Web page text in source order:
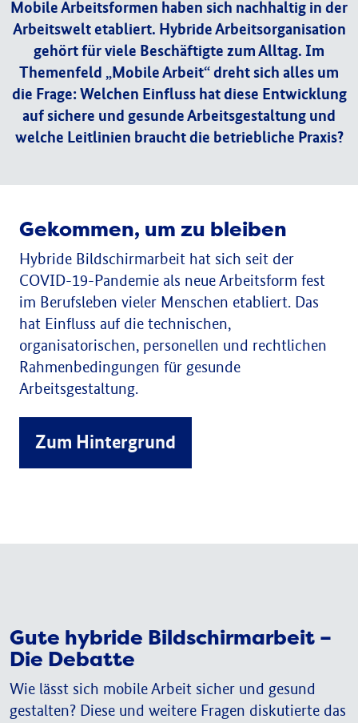
Mobile Arbeitsformen haben sich nachhaltig in der
Arbeitswelt etabliert. Hybride Arbeitsorganisation
gehört für viele Beschäftigte zum Alltag. Im
Themenfeld „Mobile Arbeit“ dreht sich alles um
die Frage: Welchen Einfluss hat diese Entwicklung
auf sichere und gesunde Arbeitsgestaltung und
welche Leitlinien braucht die betriebliche Praxis?
Gekommen, um zu bleiben
Hybride Bildschirmarbeit hat sich seit der
COVID-19-Pandemie als neue Arbeitsform fest
im Berufsleben vieler Menschen etabliert. Das
hat Einfluss auf die technischen,
organisatorischen, personellen und rechtlichen
Rahmenbedingungen für gesunde
Arbeitsgestaltung.
Zum Hintergrund
Gute hybride Bildschirmarbeit –
Die Debatte
Wie lässt sich mobile Arbeit sicher und gesund
gestalten? Diese und weitere Fragen diskutierte das